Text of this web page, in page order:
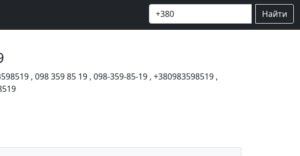
Найти
, 098 359 85 19 , 098-359-85-19 , +380983598519 ,